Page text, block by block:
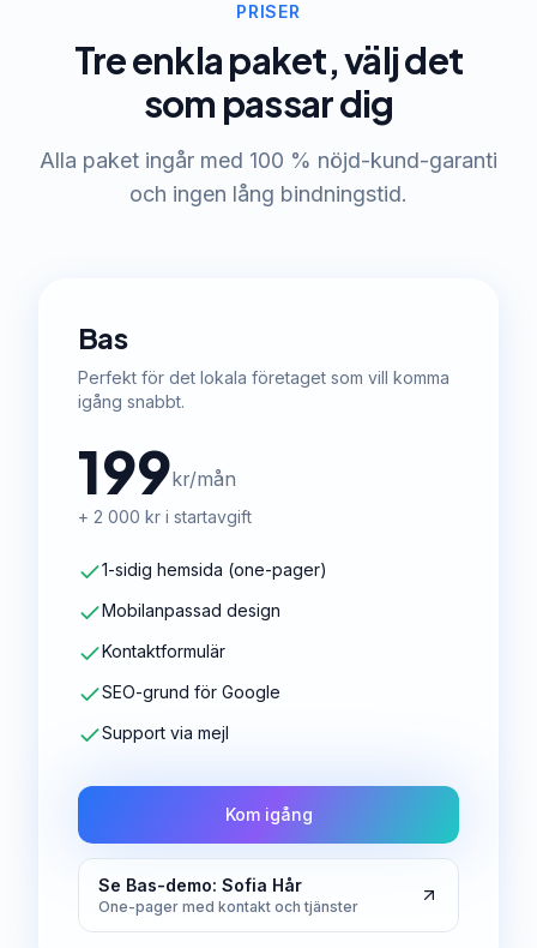
PRISER
Tre enkla paket, välj det
som passar dig
Alla paket ingår med 100 % nöjd-kund-garanti
och ingen lång bindningstid.
Bas
Perfekt för det lokala företaget som vill komma
igång snabbt.
199kr/mån
+ 2 000 kr i startavgift
1-sidig hemsida (one-pager)
Mobilanpassad design
Kontaktformulär
SEO-grund för Google
Support via mejl
Kom igång
Se Bas-demo: Sofia Hår
One-pager med kontakt och tjänster